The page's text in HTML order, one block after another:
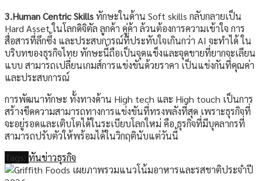
3.Human Centric Skillsทักษะในด้าน Soft skills กลับกลายเป็น
Hard Asset ในโลกดิจิตัล ลูกค้า คู่ค้า ล้วนต้องการความเข้าใจ การ
สื่อสารที่ลึกซึ้ง และประสบการณ์ที่ประทับใจเกินกว่า AI จะทำได้ ใน
บริบทของธุรกิจไทย ทักษะนี้ถือเป็นจุดแข็งและจุดขายที่ยากจะเลียน
แบบ สามารถเปลี่ยนเกมส์การแข่งขันด้วยราคา เป็นแข่งกันที่คุณค่า
และประสบการณ์
การพัฒนาทักษะ ทั้งทางด้าน High tech และ High touch เป็นการ
สร้างขีดความสามารถทางการแข่งขันที่ทรงพลังที่สุด เพราะธุรกิจที่
จะอยู่รอดและเติบโตได้ในระเบียบโลกใหม่ คือ ธุรกิจที่มีบุคลากรที่
สามารถปรับตัวให้พร้อมได้ในวิกฤตินับแต่วันนี้
Tags: ทันข่าวธุรกิจ